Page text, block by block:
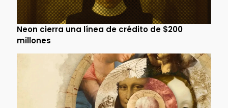
Neon cierra una línea de crédito de $200
millones